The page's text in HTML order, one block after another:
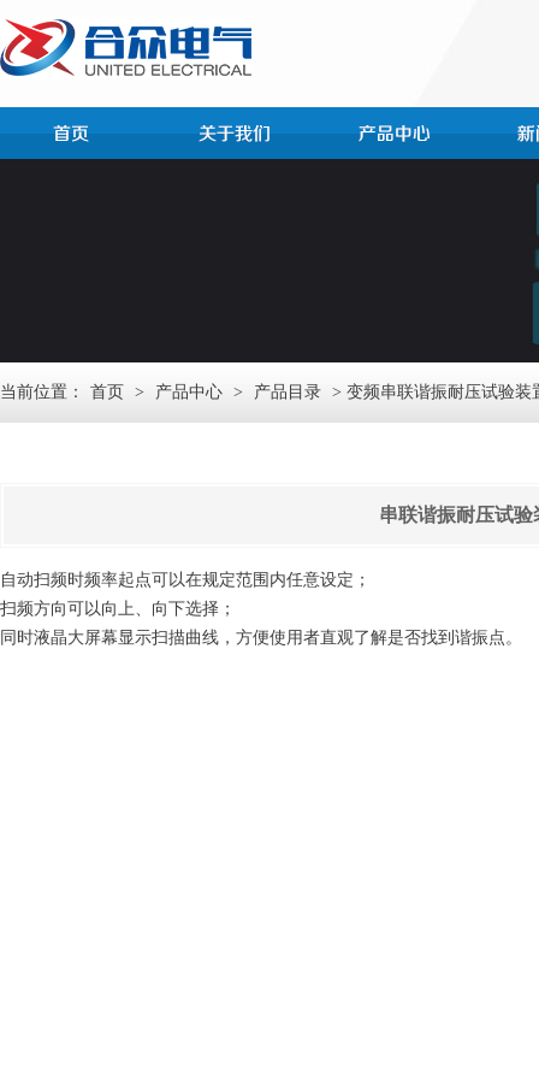
当前位置： 首页 > 产品中心 > 产品目录 > 变频串联谐振耐压试验装
串联谐振耐压试
自动扫频时频率起点可以在规定范围内任意设定；
扫频方向可以向上、向下选择；
同时液晶大屏幕显示扫描曲线，方便使用者直观了解是否找到谐振点。